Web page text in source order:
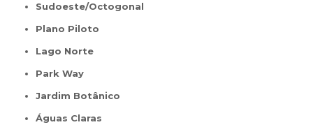
Sudoeste/Octogonal
Plano Piloto
Lago Norte
Park Way
Jardim Botânico
Águas Claras